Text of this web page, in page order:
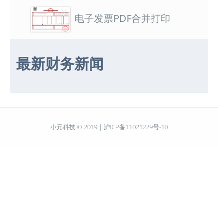
电子发票PDF合并打印
最新财务新闻
小元科技 © 2019 | 沪ICP备11021229号-10